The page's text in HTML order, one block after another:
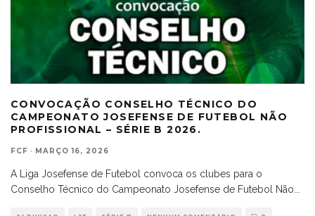
CONVOCAÇÃO CONSELHO TÉCNICO DO
CAMPEONATO JOSEFENSE DE FUTEBOL NÃO
PROFISSIONAL – SÉRIE B 2026.
FCF · MARÇO 16, 2026
A Liga Josefense de Futebol convoca os clubes para o
Conselho Técnico do Campeonato Josefense de Futebol Não